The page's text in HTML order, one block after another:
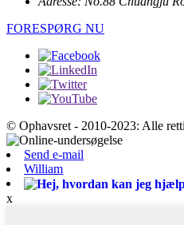
FORESPØRG NU
© Ophavsret - 2010-2023: Alle
Send e-mail
William
x